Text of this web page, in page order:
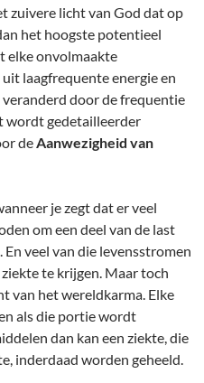
zuivere licht van God dat op
het hoogste potentieel
elke onvolmaakte
laagfrequente energie en
door de frequentie
wordt gedetailleerder
deAanwezigheid van
je zegt dat er veel
om een deel van de last
veel van die levensstromen
te krijgen. Maar toch
van het wereldkarma. Elke
als die portie wordt
dan kan een ziekte, die
inderdaad worden geheeld.